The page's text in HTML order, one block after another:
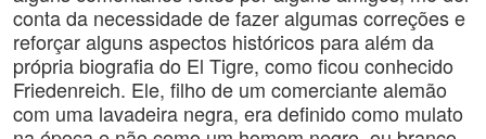
conta da necessidade de fazer algumas correções e
reforçar alguns aspectos históricos para além da
própria biografia do El Tigre, como ficou conhecido
Friedenreich. Ele, filho de um comerciante alemão
com uma lavadeira negra, era definido como mulato